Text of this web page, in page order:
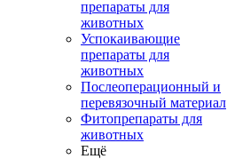
препараты для
животных
Успокаивающие
препараты для
животных
Послеоперационный и
перевязочный материал
Фитопрепараты для
животных
Ещё